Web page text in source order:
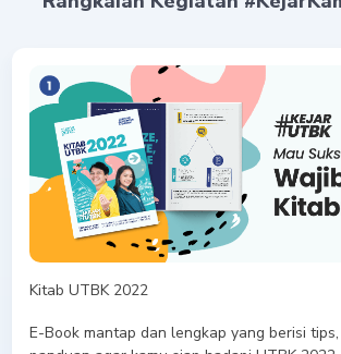
Kitab UTBK 2022
E-Book mantap dan lengkap yang berisi